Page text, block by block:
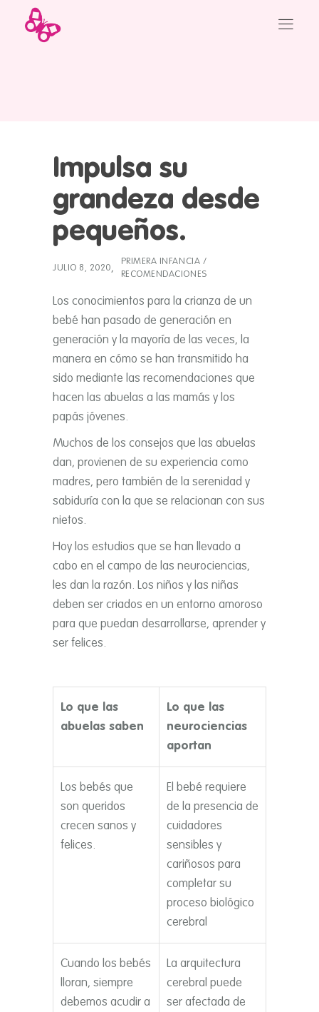
Impulsa su
grandeza desde
pequeños.
JULIO 8, 2020
PRIMERA INFANCIA /
RECOMENDACIONES
Los conocimientos para la crianza de un
bebé han pasado de generación en
generación y la mayorí­a de las veces, la
manera en cómo se han transmitido ha
sido mediante las recomendaciones que
hacen las abuelas a las mamás y los
papás jóvenes.
Muchos de los consejos que las abuelas
dan, provienen de su experiencia como
madres, pero también de la serenidad y
sabidurí­a con la que se relacionan con sus
nietos.
Hoy los estudios que se han llevado a
cabo en el campo de las neurociencias,
les dan la razón. Los niños y las niñas
deben ser criados en un entorno amoroso
para que puedan desarrollarse, aprender y
ser felices.
Lo que las
abuelas saben
Lo que las
neurociencias
aportan
Los bebés que
son queridos
crecen sanos y
felices.
El bebé requiere
de la presencia de
cuidadores
sensibles y
cariñosos para
completar su
proceso biológico
cerebral
Cuando los bebés
lloran, siempre
debemos acudir a
La arquitectura
cerebral puede
ser afectada de